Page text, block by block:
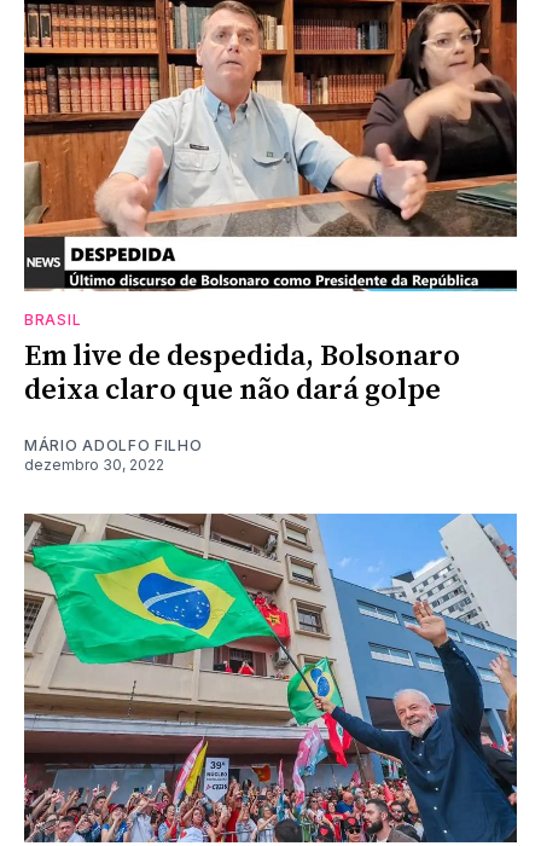
BRASIL
Em live de despedida, Bolsonaro
deixa claro que não dará golpe
MÁRIO ADOLFO FILHO
dezembro 30, 2022